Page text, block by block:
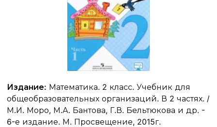
Издание: Математика. 2 класс. Учебник для
общеобразовательных организаций. В 2 частях. /
М.И. Моро, М.А. Бантова, Г.В. Бельтюкова и др. -
6-е издание. М. Просвещение, 2015г.